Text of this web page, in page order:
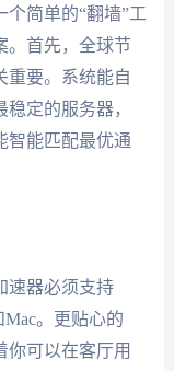
简单的“翻墙”工
。首先，全球节
重要。系统能自
定的服务器，
智能匹配最优通
速器必须支持
Mac。更贴心的
你可以在客厅用